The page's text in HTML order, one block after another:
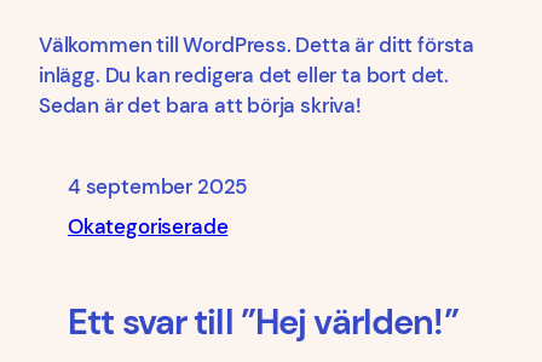
Välkommen till WordPress. Detta är ditt första
inlägg. Du kan redigera det eller ta bort det.
Sedan är det bara att börja skriva!
4 september 2025
Okategoriserade
Ett svar till ”Hej världen!”